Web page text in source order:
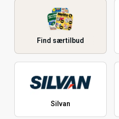
Find særtilbud
Silvan